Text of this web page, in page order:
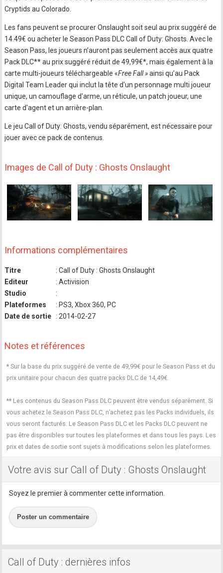
Cryptids au Colorado.
Les fans peuvent se procurer Onslaught soit seul au prix suggéré de
14.49€ ou acheter le Season Pass DLC Call of Duty: Ghosts. Avec le
Season Pass, les joueurs n’auront pas seulement accès aux quatre
Pack DLC** au prix suggéré réduit de 49,99€*, mais également à la
carte multi-joueurs téléchargeable «Free Fall »ainsi qu’au Pack
Digital Team Leader qui inclut la tête d'un personnage multi joueur
unique, un camouflage d'arme, un réticule, un patch joueur, une
carte d'agent et un arrière-plan.
Le jeu Call of Duty: Ghosts, vendu séparément, est nécessaire pour
jouer avec ce pack de contenus.
Images de Call of Duty : Ghosts Onslaught
Informations complémentaires
Titre
: Call of Duty : Ghosts Onslaught
Editeur
: Activision
Studio
:
Plateformes
: PS3, Xbox 360, PC
Date de sortie
: 2014-02-27
Notes et références
* Sur la base du prix suggéré de vente de 49,99€ pour le Season Pass et du
prix unitaire pour chacun des quatre packs DLC de 14,49€.
** Les contenus du Season Pass DLC peuvent être vendus séparément. Si
vous achetez le Season Pass DLC, n’achetez pas les Packs individuels, ils
vous seront facturés. Le Season Pass DLC et les Packs DLC peuvent ne
pas être disponibles sur toutes les plateformes et dans tous les pays. Les
prix et dates de sortie sont sujets à modifications selon les plateformes.
Votre avis sur Call of Duty : Ghosts Onslaught
Soyez le premier à commenter cette information.
Poster un commentaire
Call of Duty : dernières infos